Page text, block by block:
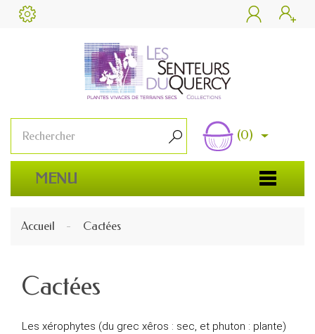
 
 (0)
MENU
Accueil Cactées
Cactées
Les xérophytes (du grec xêros : sec, et phuton : plante)